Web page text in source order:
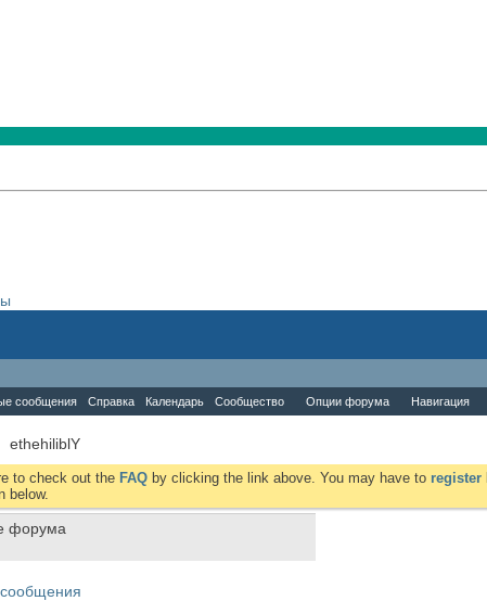
сообщения Справка Календарь Сообщество Опции форума Навигация
ethehiliblY
to check out the FAQ by clicking the link above. You may have to register
below.